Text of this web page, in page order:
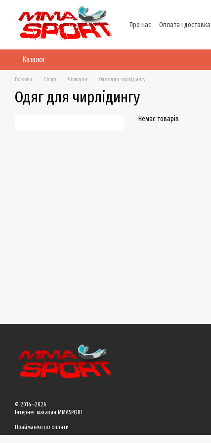
Перейти до основного контенту
Про нас Оплата і доставка
Каталог
Головна Спорт Чірлідінг Одяг для чирлідингу
Одяг для чирлідингу
Немає товарів
© 2014—2026
Інтернет магазин MMASPORT
Приймаємо до оплати